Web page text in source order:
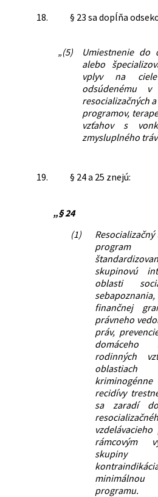
18. § 23 sa dopĺňa
„(5)
Umiestnenie do
alebo
vplyv na
odsúdenému v
resocializačných
programov,
vzťahov s
zmysluplného
19. § 24 a 25 znejú:
„§ 24
(1)
skupinovú
oblasti
finančnej
právneho
práv,
domáceho
rodinných
recidívy
sa zaradí
rámcovým
skupiny
programu.